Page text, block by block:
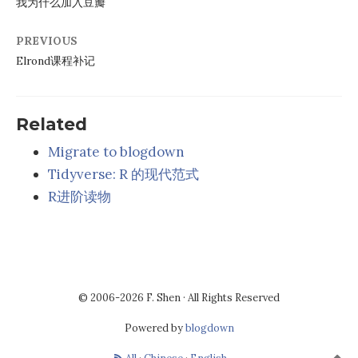
PREVIOUS
Elrond课程补记
Related
Migrate to blogdown
Tidyverse: R 的现代范式
R进阶读物
© 2006-2026 F. Shen · All Rights Reserved
Powered byblogdown